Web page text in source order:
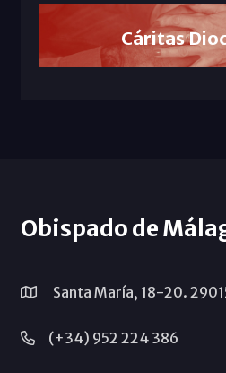
Cáritas
Obispado de
Santa María, 18-20.
(+34) 952 224 386